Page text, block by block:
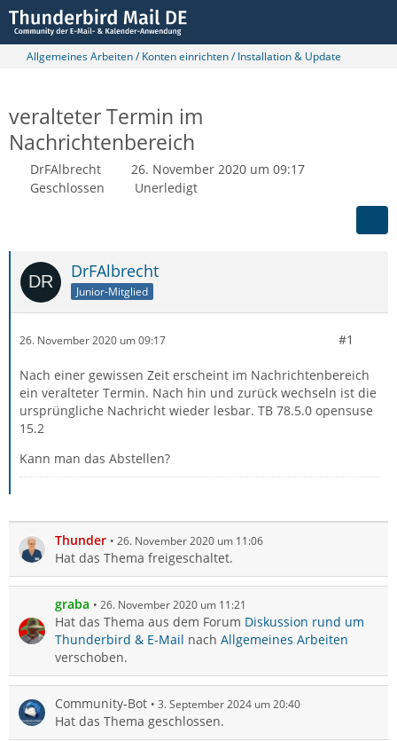
Allgemeines Arbeiten / Konten einrichten / Installation & Update
veralteter Termin im
Nachrichtenbereich
DrFAlbrecht
26. November 2020 um 09:17
Geschlossen
Unerledigt
DrFAlbrecht
Junior-Mitglied
26. November 2020 um 09:17 #1
Nach einer gewissen Zeit erscheint im Nachrichtenbereich
ein veralteter Termin. Nach hin und zurück wechseln ist die
ursprüngliche Nachricht wieder lesbar. TB 78.5.0 opensuse
15.2
Kann man das Abstellen?
Thunder 26. November 2020 um 11:06
Hat das Thema freigeschaltet.
graba 26. November 2020 um 11:21
Hat das Thema aus dem Forum Diskussion rund um
Thunderbird & E-Mail nach Allgemeines Arbeiten
verschoben.
Community-Bot 3. September 2024 um 20:40
Hat das Thema geschlossen.